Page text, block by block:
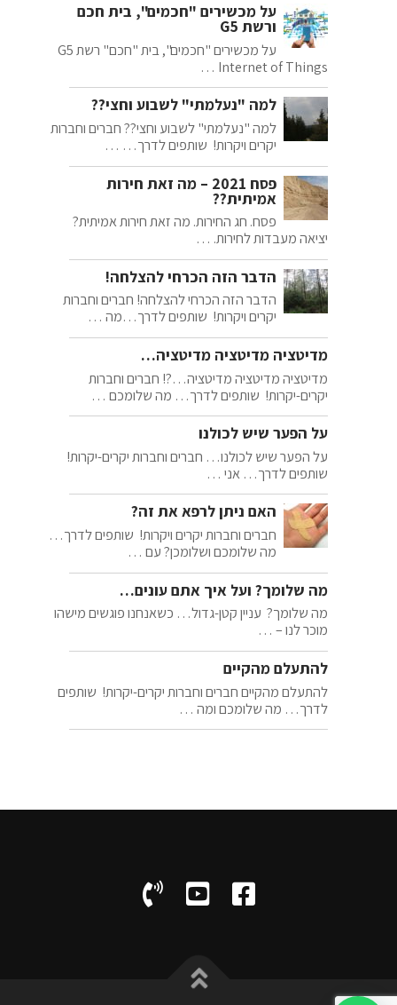
על מכשירים "חכמים", בית חכם
ורשת G5
על מכשירים "חכמים", בית "חכם" רשת G5
Internet of Things …
למה "נעלמתי" לשבוע וחצי??
למה "נעלמתי" לשבוע וחצי?? חברים וחברות
יקרים ויקרות! שותפים לדרך… …
פסח 2021 – מה זאת חירות
אמיתית??
פסח. חג החירות. מה זאת חירות אמיתית?
יציאה מעבדות לחירות. …
הדבר הזה הכרחי להצלחה!
הדבר הזה הכרחי להצלחה! חברים וחברות
יקרים ויקרות! שותפים לדרך…מה …
מדיטציה מדיטציה מדיטציה…
מדיטציה מדיטציה מדיטציה…?! חברים וחברות
יקרים-יקרות! שותפים לדרך… מה שלומכם …
על הפער שיש לכולנו
על הפער שיש לכולנו… חברים וחברות יקרים-יקרות!
שותפים לדרך… אני …
האם ניתן לרפא את זה?
חברים וחברות יקרים ויקרות! שותפים לדרך…
מה שלומכם ושלומכן? עם …
מה שלומך? ועל איך אתם עונים…
מה שלומך? עניין קטן-גדול… כשאנחנו פוגשים מישהו
מוכר לנו – …
להתעלם מהקיים
להתעלם מהקיים חברים וחברות יקרים-יקרות! שותפים
לדרך… מה שלומכם ומה …